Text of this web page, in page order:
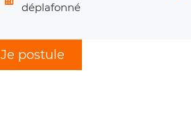
déplafonné
Je postule